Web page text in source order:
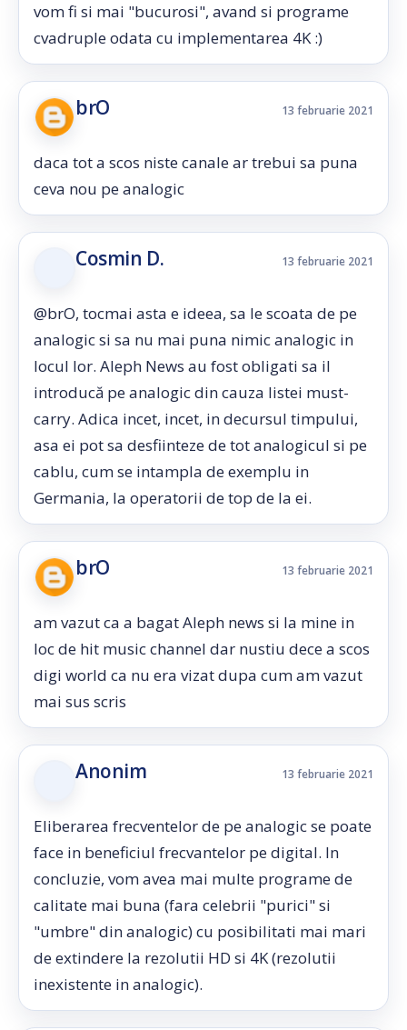
vom fi si mai "bucurosi", avand si programe
cvadruple odata cu implementarea 4K :)
brO 13 februarie 2021
daca tot a scos niste canale ar trebui sa puna
ceva nou pe analogic
Cosmin D. 13 februarie 2021
@brO, tocmai asta e ideea, sa le scoata de pe
analogic si sa nu mai puna nimic analogic in
locul lor. Aleph News au fost obligati sa il
introducă pe analogic din cauza listei must-
carry. Adica incet, incet, in decursul timpului,
asa ei pot sa desfiinteze de tot analogicul si pe
cablu, cum se intampla de exemplu in
Germania, la operatorii de top de la ei.
brO 13 februarie 2021
am vazut ca a bagat Aleph news si la mine in
loc de hit music channel dar nustiu dece a scos
digi world ca nu era vizat dupa cum am vazut
mai sus scris
Anonim 13 februarie 2021
Eliberarea frecventelor de pe analogic se poate
face in beneficiul frecvantelor pe digital. In
concluzie, vom avea mai multe programe de
calitate mai buna (fara celebrii "purici" si
"umbre" din analogic) cu posibilitati mai mari
de extindere la rezolutii HD si 4K (rezolutii
inexistente in analogic).